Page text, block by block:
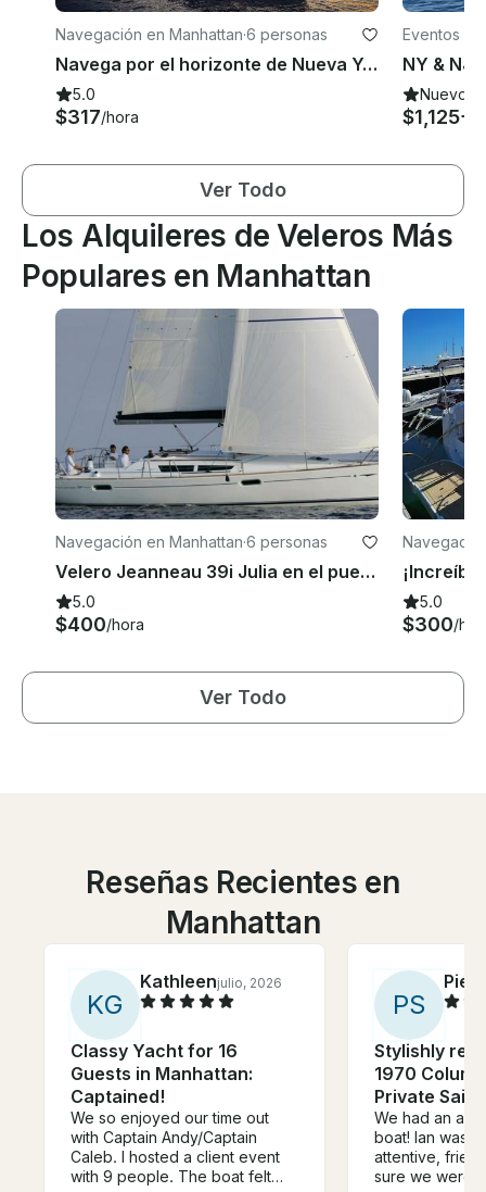
Navegación en Manhattan·6 personas
Navega por el horizonte de Nueva York a bordo del Genesis, ¡un hermoso velero clásico!
5.0
$317/hora
Eventos
Nuevo
$1,125+
Ver Todo
Los Alquileres de Veleros Más
Populares en Manhattan
Navegación en Manhattan·6 personas
Velero Jeanneau 39i Julia en el puerto de Nueva York
5.0
$400/hora
5.0
$300/
Ver Todo
Reseñas Recientes en
Manhattan
KG
Kathleenjulio, 2026
Classy Yacht for 16
Guests in Manhattan:
Captained!
We so enjoyed our time out
with Captain Andy/Captain
Caleb. I hosted a client event
with 9 people. The boat felt
PS
Stylishly
1970
Private
We had an
boat! Ian was
attentive,
sure we were